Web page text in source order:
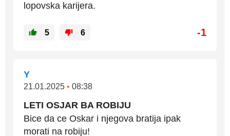
lopovska karijera.
5 6 -1
Y
21.01.2025 • 08:38
LETI OSJAR BA ROBIJU
Bice da ce Oskar i njegova bratija ipak
morati na robiju!